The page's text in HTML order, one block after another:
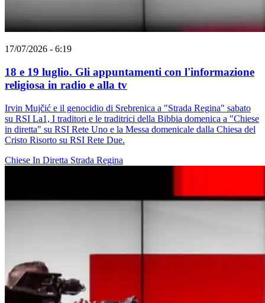
17/07/2026 - 6:19
18 e 19 luglio. Gli appuntamenti con l'informazione
religiosa in radio e alla tv
Irvin Mujčić e il genocidio di Srebrenica a "Strada Regina" sabato
su RSI La1, I traditori e le traditrici della Bibbia domenica a "Chiese
in diretta" su RSI Rete Uno e la Messa domenicale dalla Chiesa del
Cristo Risorto su RSI Rete Due.
Chiese In Diretta Strada Regina